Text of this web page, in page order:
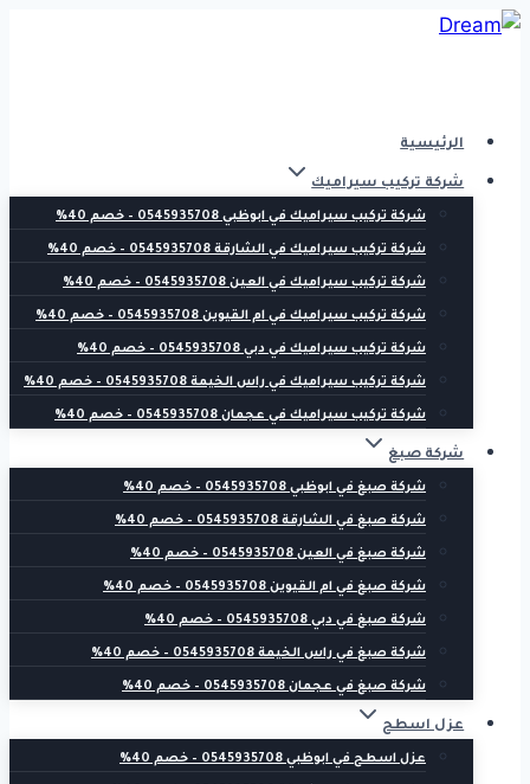
Skip
الرئيسية
شركة تركيب سيراميك
شركة تركيب سيراميك في ابوظبي 0545935708 – خصم 40%
شركة تركيب سيراميك في الشارقة 0545935708 – خصم 40%
شركة تركيب سيراميك في العين 0545935708 – خصم 40%
شركة تركيب سيراميك في ام القيوين 0545935708 – خصم 40%
شركة تركيب سيراميك في دبي 0545935708 – خصم 40%
شركة تركيب سيراميك في راس الخيمة 0545935708 – خصم 40%
شركة تركيب سيراميك في عجمان 0545935708 – خصم 40%
شركة صبغ
شركة صبغ في ابوظبي 0545935708 – خصم 40%
شركة صبغ في الشارقة 0545935708 – خصم 40%
شركة صبغ في العين 0545935708 – خصم 40%
شركة صبغ في ام القيوين 0545935708 – خصم 40%
شركة صبغ في دبي 0545935708 – خصم 40%
شركة صبغ في راس الخيمة 0545935708 – خصم 40%
شركة صبغ في عجمان 0545935708 – خصم 40%
عزل اسطح
عزل اسطح في ابوظبي 0545935708 – خصم 40%